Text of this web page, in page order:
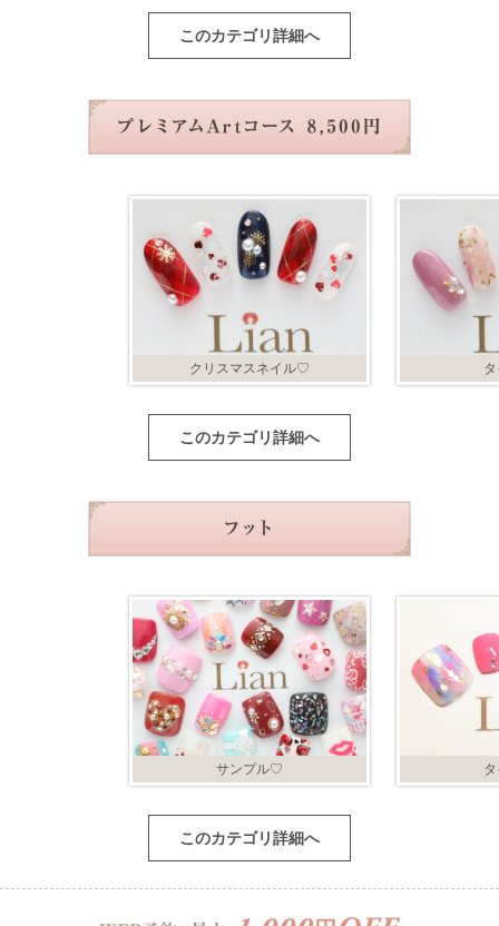
このカテゴリ詳細へ
クリスマスネイル♡
このカテゴリ詳細へ
サンプル♡
このカテゴリ詳細へ